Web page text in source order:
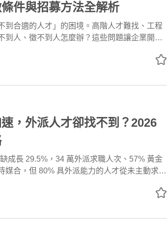
件與招募方法全解析
到合適的人才」的困境。高階人才難找、工程
到人、徵不到人怎麼辦？這些問題讓企業開始
略顧問」，能協助企業透過 創新招募方法 與
，外派人才卻找不到？2026
成長 29.5%，34 萬外派求職人次、57% 黃金
媒合，但 80% 具外派能力的人才從未主動求
維評估，協助台商快速補位關鍵外派人才。